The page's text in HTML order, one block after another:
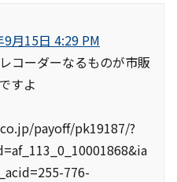
9月15日 4:29 PM
コーダーなるものが市販
すよ
payoff/pk19187/?
776-